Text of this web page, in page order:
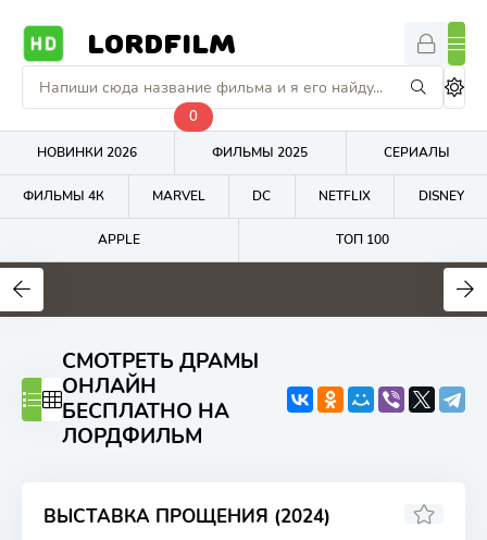
LORDFILM
НОВИНКИ 2026
0
ФИЛЬМЫ 2025 СЕРИАЛЫ
ФИЛЬМЫ 4К MARVEL DC NETFLIX DISNEY
APPLE ТОП 100
7.6
СМОТРЕТЬ ДРАМЫ
ОНЛАЙН
БЕСПЛАТНО НА
ЛОРДФИЛЬМ
ВЫСТАВКА ПРОЩЕНИЯ (2024)
7